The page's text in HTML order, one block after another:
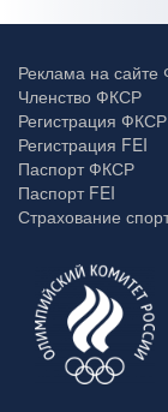
Реклама на
Членство ФКСР
Регистрация ФКСР
Регистрация FEI
Паспорт ФКСР
Паспорт FEI
Страхование